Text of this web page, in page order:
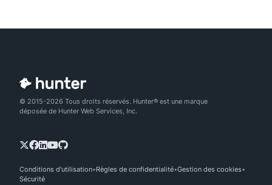
© 2015-2026 Tous droits réservés. Hunter® est une marque
déposée de Hunter Web Services, Inc.
Conditions d'utilisation Règles de confidentialité Gestion des cookies
Sécurité